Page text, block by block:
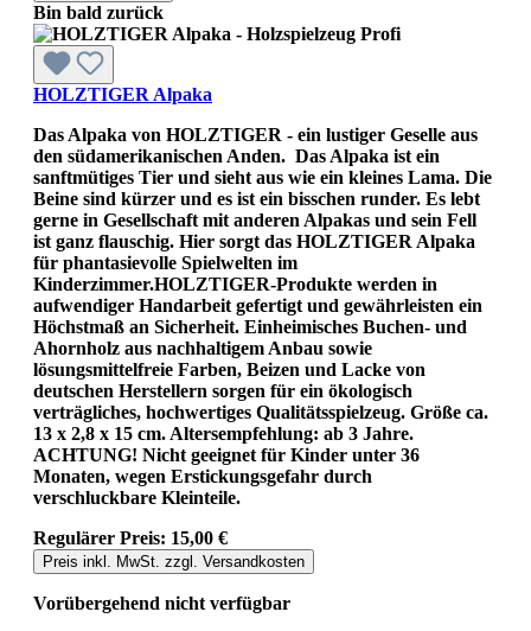
Bin bald zurück
HOLZTIGER Alpaka
Das Alpaka von HOLZTIGER - ein lustiger Geselle aus
den südamerikanischen Anden. Das Alpaka ist ein
sanftmütiges Tier und sieht aus wie ein kleines Lama. Die
Beine sind kürzer und es ist ein bisschen runder. Es lebt
gerne in Gesellschaft mit anderen Alpakas und sein Fell
ist ganz flauschig. Hier sorgt das HOLZTIGER Alpaka
für phantasievolle Spielwelten im
Kinderzimmer.HOLZTIGER-Produkte werden in
aufwendiger Handarbeit gefertigt und gewährleisten ein
Höchstmaß an Sicherheit. Einheimisches Buchen- und
Ahornholz aus nachhaltigem Anbau sowie
lösungsmittelfreie Farben, Beizen und Lacke von
deutschen Herstellern sorgen für ein ökologisch
verträgliches, hochwertiges Qualitätsspielzeug. Größe ca.
13 x 2,8 x 15 cm. Altersempfehlung: ab 3 Jahre.
ACHTUNG! Nicht geeignet für Kinder unter 36
Monaten, wegen Erstickungsgefahr durch
verschluckbare Kleinteile.
Regulärer Preis: 15,00 €
Preis inkl. MwSt. zzgl. Versandkosten
Vorübergehend nicht verfügbar